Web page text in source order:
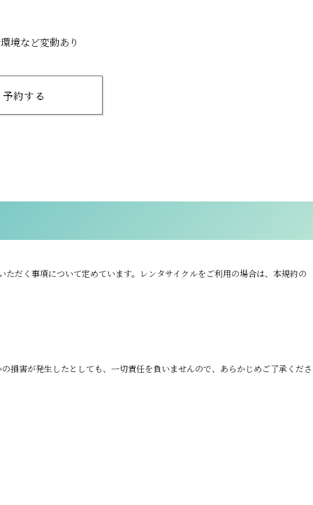
境など変動あり
予約する
だく事項について定めています。レンタサイクルをご利用の場合は、本規約の
損害が発生したとしても、一切責任を負いませんので、あらかじめご了承くださ